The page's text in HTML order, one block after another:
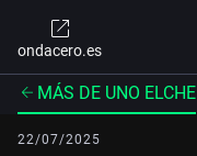
ondacero.es
MÁS DE UNO ELCHE
22/07/2025